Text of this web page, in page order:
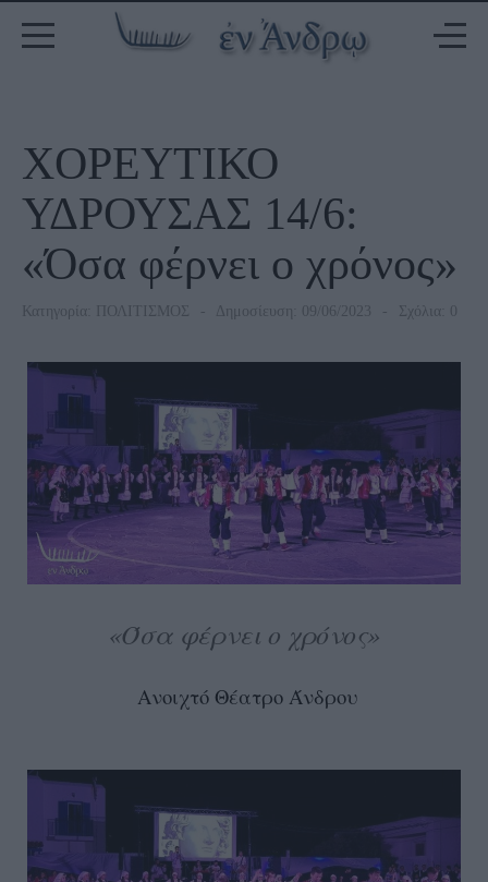
ΧΟΡΕΥΤΙΚΟ
ΥΔΡΟΥΣΑΣ 14/6:
«Όσα φέρνει ο χρόνος»
Κατηγορία: ΠΟΛΙΤΙΣΜΟΣ Δημοσίευση: 09/06/2023 Σχόλια: 0
«Όσα φέρνει ο χρόνος»
Ανοιχτό Θέατρο Άνδρου